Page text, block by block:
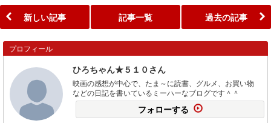
新しい記事 記事一覧 過去の記事
プロフィール
ひろちゃん★５１０さん
映画の感想が中心で、たま～に読書、グルメ、お買い物
などの日記を書いているミーハーなブログです＾＾
フォローする